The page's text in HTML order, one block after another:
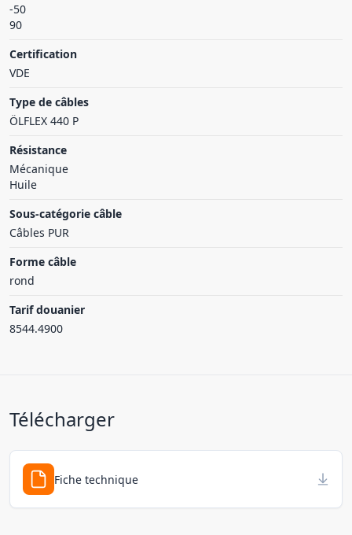
-50
90
Certification
VDE
Type de câbles
ÖLFLEX 440 P
Résistance
Mécanique
Huile
Sous-catégorie câble
Câbles PUR
Forme câble
rond
Tarif douanier
8544.4900
Télécharger
Fiche technique